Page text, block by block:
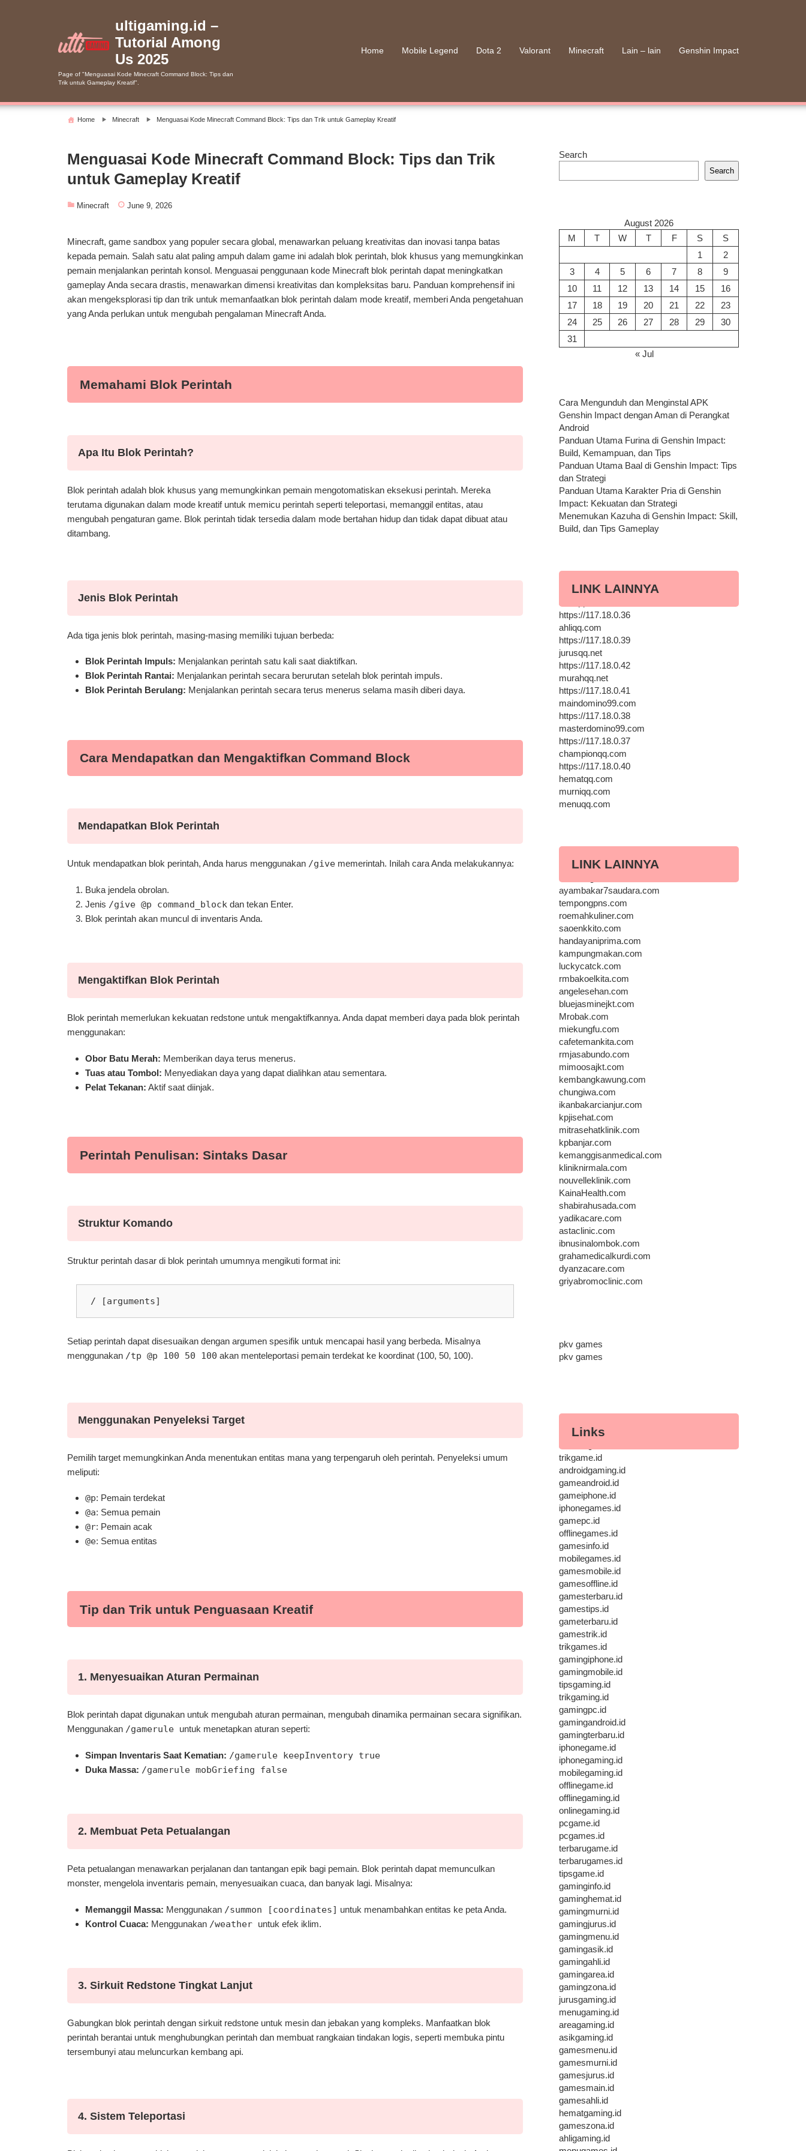
ultigaming.id –
Tutorial Among
Us 2025
Page of "Menguasai Kode Minecraft Command Block: Tips dan
Trik untuk Gameplay Kreatif".
Home Mobile Legend Dota 2 Valorant Minecraft Lain – lain Genshin Impact
Home Minecraft Menguasai Kode Minecraft Command Block: Tips dan Trik untuk Gameplay Kreatif
Menguasai Kode Minecraft Command Block: Tips dan Trik
untuk Gameplay Kreatif
Minecraft June 9, 2026
Minecraft, game sandbox yang populer secara global, menawarkan peluang kreativitas dan inovasi tanpa batas
kepada pemain. Salah satu alat paling ampuh dalam game ini adalah blok perintah, blok khusus yang memungkinkan
pemain menjalankan perintah konsol. Menguasai penggunaan kode Minecraft blok perintah dapat meningkatkan
gameplay Anda secara drastis, menawarkan dimensi kreativitas dan kompleksitas baru. Panduan komprehensif ini
akan mengeksplorasi tip dan trik untuk memanfaatkan blok perintah dalam mode kreatif, memberi Anda pengetahuan
yang Anda perlukan untuk mengubah pengalaman Minecraft Anda.
Memahami Blok Perintah
Apa Itu Blok Perintah?
Blok perintah adalah blok khusus yang memungkinkan pemain mengotomatiskan eksekusi perintah. Mereka
terutama digunakan dalam mode kreatif untuk memicu perintah seperti teleportasi, memanggil entitas, atau
mengubah pengaturan game. Blok perintah tidak tersedia dalam mode bertahan hidup dan tidak dapat dibuat atau
ditambang.
Jenis Blok Perintah
Ada tiga jenis blok perintah, masing-masing memiliki tujuan berbeda:
Blok Perintah Impuls: Menjalankan perintah satu kali saat diaktifkan.
Blok Perintah Rantai: Menjalankan perintah secara berurutan setelah blok perintah impuls.
Blok Perintah Berulang: Menjalankan perintah secara terus menerus selama masih diberi daya.
Cara Mendapatkan dan Mengaktifkan Command Block
Mendapatkan Blok Perintah
Untuk mendapatkan blok perintah, Anda harus menggunakan /give memerintah. Inilah cara Anda melakukannya:
Buka jendela obrolan.
Jenis /give @p command_block dan tekan Enter.
Blok perintah akan muncul di inventaris Anda.
Mengaktifkan Blok Perintah
Blok perintah memerlukan kekuatan redstone untuk mengaktifkannya. Anda dapat memberi daya pada blok perintah
menggunakan:
Obor Batu Merah: Memberikan daya terus menerus.
Tuas atau Tombol: Menyediakan daya yang dapat dialihkan atau sementara.
Pelat Tekanan: Aktif saat diinjak.
Perintah Penulisan: Sintaks Dasar
Struktur Komando
Struktur perintah dasar di blok perintah umumnya mengikuti format ini:
/ [arguments]
Setiap perintah dapat disesuaikan dengan argumen spesifik untuk mencapai hasil yang berbeda. Misalnya
menggunakan /tp @p 100 50 100 akan menteleportasi pemain terdekat ke koordinat (100, 50, 100).
Menggunakan Penyeleksi Target
Pemilih target memungkinkan Anda menentukan entitas mana yang terpengaruh oleh perintah. Penyeleksi umum
meliputi:
@p: Pemain terdekat
@a: Semua pemain
@r: Pemain acak
@e: Semua entitas
Tip dan Trik untuk Penguasaan Kreatif
1. Menyesuaikan Aturan Permainan
Blok perintah dapat digunakan untuk mengubah aturan permainan, mengubah dinamika permainan secara signifikan.
Menggunakan /gamerule untuk menetapkan aturan seperti:
Simpan Inventaris Saat Kematian: /gamerule keepInventory true
Duka Massa: /gamerule mobGriefing false
2. Membuat Peta Petualangan
Peta petualangan menawarkan perjalanan dan tantangan epik bagi pemain. Blok perintah dapat memunculkan
monster, mengelola inventaris pemain, menyesuaikan cuaca, dan banyak lagi. Misalnya:
Memanggil Massa: Menggunakan /summon [coordinates] untuk menambahkan entitas ke peta Anda.
Kontrol Cuaca: Menggunakan /weather untuk efek iklim.
3. Sirkuit Redstone Tingkat Lanjut
Gabungkan blok perintah dengan sirkuit redstone untuk mesin dan jebakan yang kompleks. Manfaatkan blok
perintah berantai untuk menghubungkan perintah dan membuat rangkaian tindakan logis, seperti membuka pintu
tersembunyi atau meluncurkan kembang api.
4. Sistem Teleportasi
Search
Search
August 2026
M
T W T F S
S
1
2
3
4 5 6 7 8
9
10
11 12 13 14 15
16
17
18 19 20 21 22
23
24
25 26 27 28 29
30
31
« Jul
Cara Mengunduh dan Menginstal APK
Genshin Impact dengan Aman di Perangkat
Android
Panduan Utama Furina di Genshin Impact:
Build, Kemampuan, dan Tips
Panduan Utama Baal di Genshin Impact: Tips
dan Strategi
Panduan Utama Karakter Pria di Genshin
Impact: Kekuatan dan Strategi
Menemukan Kazuha di Genshin Impact: Skill,
Build, dan Tips Gameplay
LINK LAINNYA
https://117.18.0.36
ahliqq.com
https://117.18.0.39
jurusqq.net
https://117.18.0.42
murahqq.net
https://117.18.0.41
maindomino99.com
https://117.18.0.38
masterdomino99.com
https://117.18.0.37
championqq.com
https://117.18.0.40
hematqq.com
murniqq.com
menuqq.com
LINK LAINNYA
ayambakar7saudara.com
tempongpns.com
roemahkuliner.com
saoenkkito.com
handayaniprima.com
kampungmakan.com
luckycatck.com
rmbakoelkita.com
angelesehan.com
bluejasminejkt.com
Mrobak.com
miekungfu.com
cafetemankita.com
rmjasabundo.com
mimoosajkt.com
kembangkawung.com
chungiwa.com
ikanbakarcianjur.com
kpjisehat.com
mitrasehatklinik.com
kpbanjar.com
kemanggisanmedical.com
kliniknirmala.com
nouvelleklinik.com
KainaHealth.com
shabirahusada.com
yadikacare.com
astaclinic.com
ibnusinalombok.com
grahamedicalkurdi.com
dyanzacare.com
griyabromoclinic.com
pkv games
pkv games
Links
trikgame.id
androidgaming.id
gameandroid.id
gameiphone.id
iphonegames.id
gamepc.id
offlinegames.id
gamesinfo.id
mobilegames.id
gamesmobile.id
gamesoffline.id
gamesterbaru.id
gamestips.id
gameterbaru.id
gamestrik.id
trikgames.id
gamingiphone.id
gamingmobile.id
tipsgaming.id
trikgaming.id
gamingpc.id
gamingandroid.id
gamingterbaru.id
iphonegame.id
iphonegaming.id
mobilegaming.id
offlinegame.id
offlinegaming.id
onlinegaming.id
pcgame.id
pcgames.id
terbarugame.id
terbarugames.id
tipsgame.id
gaminginfo.id
gaminghemat.id
gamingmurni.id
gamingjurus.id
gamingmenu.id
gamingasik.id
gamingahli.id
gamingarea.id
gamingzona.id
jurusgaming.id
menugaming.id
areagaming.id
asikgaming.id
gamesmenu.id
gamesmurni.id
gamesjurus.id
gamesmain.id
gamesahli.id
hematgaming.id
gameszona.id
ahligaming.id